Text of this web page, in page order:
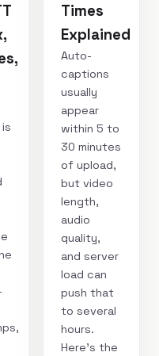
Times
Explained
Auto-
captions
usually
appear
within 5 to
30 minutes
of upload,
but video
length,
audio
quality,
and server
load can
push that
to several
hours.
Here's the